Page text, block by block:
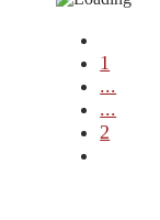
1
...
...
2